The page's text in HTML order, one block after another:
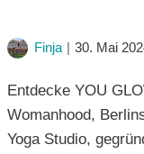
Finja 30. Mai
Entdecke YOU
Womanhood,
Yoga Studio,